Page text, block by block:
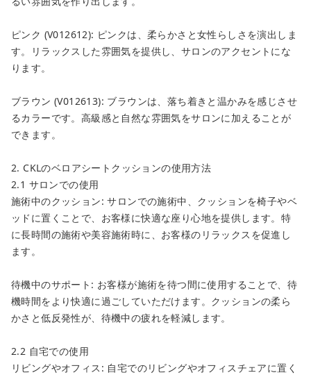
お買い物を続ける
ピンク (V012612): ピンクは、柔らかさと女性らしさを演出しま
す。リラックスした雰囲気を提供し、サロンのアクセントにな
ります。
ブラウン (V012613): ブラウンは、落ち着きと温かみを感じさせ
るカラーです。高級感と自然な雰囲気をサロンに加えることが
できます。
2. CKLのベロアシートクッションの使用方法
2.1 サロンでの使用
施術中のクッション: サロンでの施術中、クッションを椅子やベ
ッドに置くことで、お客様に快適な座り心地を提供します。特
に長時間の施術や美容施術時に、お客様のリラックスを促進し
ます。
待機中のサポート: お客様が施術を待つ間に使用することで、待
機時間をより快適に過ごしていただけます。クッションの柔ら
かさと低反発性が、待機中の疲れを軽減します。
2.2 自宅での使用
リビングやオフィス: 自宅でのリビングやオフィスチェアに置く